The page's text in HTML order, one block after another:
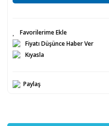
Fiyatı Düşünce Haber Ver
Kıyasla
Paylaş